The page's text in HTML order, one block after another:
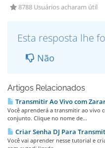
8788 Usuários acharam útil
Esta resposta lhe
Não
Artigos Relacionados
Transmitir Ao Vivo com
Você aprenderá a transmitir ao vivo
conjunto. Clique no nome de...
Criar Senha DJ Para
Você vai aprender nesse tutorial e